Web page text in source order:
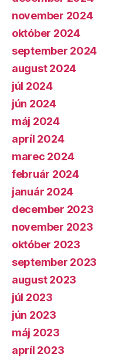
november 2024
október 2024
september 2024
august 2024
júl 2024
jún 2024
máj 2024
apríl 2024
marec 2024
február 2024
január 2024
december 2023
november 2023
október 2023
september 2023
august 2023
júl 2023
jún 2023
máj 2023
apríl 2023